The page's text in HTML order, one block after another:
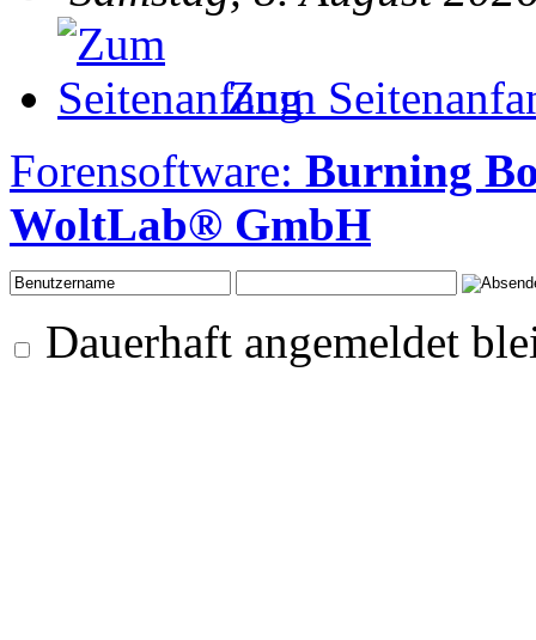
Zum
Forensoftware: Burning
WoltLab® GmbH
Dauerhaft angemeldet